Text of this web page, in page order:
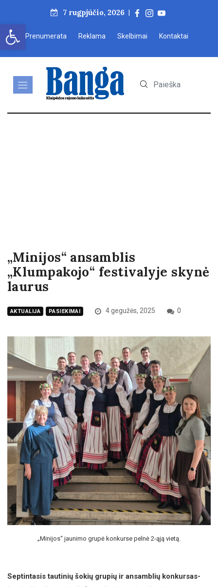
Open toolbar
7 rugpjūčio, 2026 |
Prenumerata Reklama Skelbimai Kontaktai
„Minijos“ ansamblis
„Klumpakojo“ festivalyje skynė
laurus
AKTUALIJA PASIEKIMAI 4 gegužės, 2025 0
„Minijos“ jaunimo grupė konkurse pelnė 2-ąją vietą.
Septintasis tautinių šokių grupių ir ansamblių konkursas-